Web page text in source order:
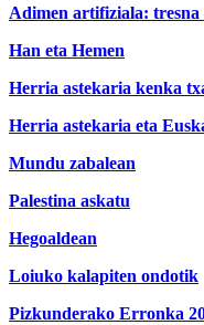
Adimen artifiziala: tresna
Han eta Hemen
Herria astekaria kenka
Herria astekaria eta
Mundu zabalean
Palestina askatu
Hegoaldean
Loiuko kalapiten ondotik
Pizkunderako Erronka